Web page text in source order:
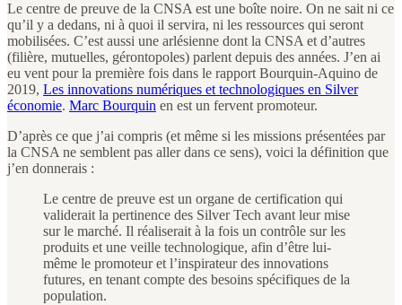
Le centre de preuve de la CNSA est une boîte noire. On ne sait ni ce
qu’il y a dedans, ni à quoi il servira, ni les ressources qui seront
mobilisées. C’est aussi une arlésienne dont la CNSA et d’autres
(filière, mutuelles, gérontopoles) parlent depuis des années. J’en ai
eu vent pour la première fois dans le rapport Bourquin-Aquino de
2019, Les innovations numériques et technologiques en Silver
économie. Marc Bourquin en est un fervent promoteur.
D’après ce que j’ai compris (et même si les missions présentées par
la CNSA ne semblent pas aller dans ce sens), voici la définition que
j’en donnerais :
Le centre de preuve est un organe de certification qui
validerait la pertinence des Silver Tech avant leur mise
sur le marché. Il réaliserait à la fois un contrôle sur les
produits et une veille technologique, afin d’être lui-
même le promoteur et l’inspirateur des innovations
futures, en tenant compte des besoins spécifiques de la
population.